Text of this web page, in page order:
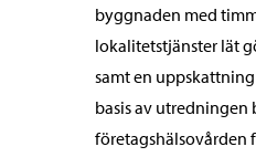
byggnaden med
lokalitetstjänster lät
samt en
basis av utredningen
företagshälsovården